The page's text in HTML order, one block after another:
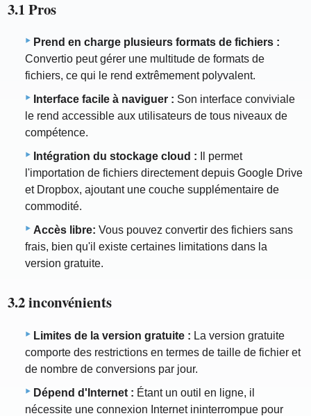
3.1 Pros
Prend en charge plusieurs formats de fichiers :
Convertio peut gérer une multitude de formats de
fichiers, ce qui le rend extrêmement polyvalent.
Interface facile à naviguer : Son interface conviviale
le rend accessible aux utilisateurs de tous niveaux de
compétence.
Intégration du stockage cloud : Il permet
l'importation de fichiers directement depuis Google Drive
et Dropbox, ajoutant une couche supplémentaire de
commodité.
Accès libre: Vous pouvez convertir des fichiers sans
frais, bien qu'il existe certaines limitations dans la
version gratuite.
3.2 inconvénients
Limites de la version gratuite : La version gratuite
comporte des restrictions en termes de taille de fichier et
de nombre de conversions par jour.
Dépend d'Internet : Étant un outil en ligne, il
nécessite une connexion Internet ininterrompue pour